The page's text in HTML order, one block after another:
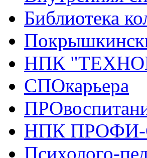
Библиотека
НПК
СПОкарьера
НПК
Психолого-